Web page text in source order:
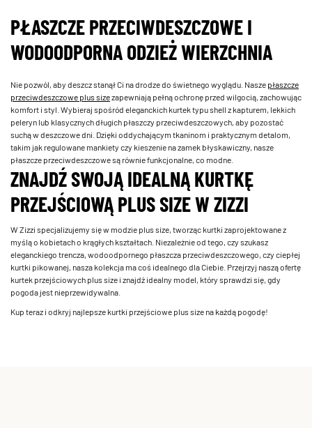
PŁASZCZE PRZECIWDESZCZOWE I
WODOODPORNA ODZIEŻ WIERZCHNIA
Nie pozwól, aby deszcz stanął Ci na drodze do świetnego wyglądu. Naszepłaszcze
przeciwdeszczowe plus sizezapewniają pełną ochronę przed wilgocią, zachowując
komfort i styl. Wybieraj spośród eleganckich kurtek typu shell z kapturem, lekkich
peleryn lub klasycznych długich płaszczy przeciwdeszczowych, aby pozostać
suchą w deszczowe dni. Dzięki oddychającym tkaninom i praktycznym detalom,
takim jak regulowane mankiety czy kieszenie na zamek błyskawiczny, nasze
płaszcze przeciwdeszczowe są równie funkcjonalne, co modne.
ZNAJDŹ SWOJĄ IDEALNĄ KURTKĘ
PRZEJŚCIOWĄ PLUS SIZE W ZIZZI
W Zizzi specjalizujemy się w modzie plus size, tworząc kurtki zaprojektowane z
myślą o kobietach o krągłych kształtach. Niezależnie od tego, czy szukasz
eleganckiego trencza, wodoodpornego płaszcza przeciwdeszczowego, czy ciepłej
kurtki pikowanej, nasza kolekcja ma coś idealnego dla Ciebie. Przejrzyj naszą ofertę
kurtek przejściowych plus size i znajdź idealny model, który sprawdzi się, gdy
pogoda jest nieprzewidywalna.
Kup teraz i odkryj najlepsze kurtki przejściowe plus size na każdą pogodę!